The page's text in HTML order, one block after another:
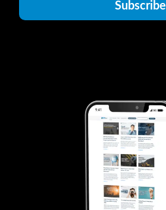
Subscribe